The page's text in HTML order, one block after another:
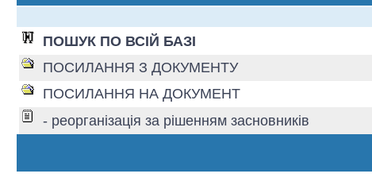
ПОШУК ПО ВСІЙ БАЗІ
ПОСИЛАННЯ З ДОКУМЕНТУ
ПОСИЛАННЯ НА ДОКУМЕНТ
- реорганізація за рішенням засновників